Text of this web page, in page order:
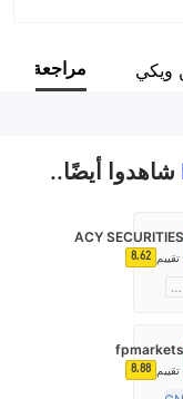
ويكي مراجعة
شاهدوا أيضًا..
ACY SECURITIES
تقييم 8.62
15-20 سنة
fpmarkets
تقييم 8.88